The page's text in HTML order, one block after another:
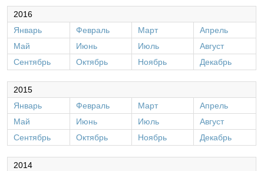
2016
Январь
Февраль Март
Апрель
Май
Июнь Июль
Август
Сентябрь
Октябрь Ноябрь Декабрь
2015
Январь
Февраль Март
Апрель
Май
Июнь Июль
Август
Сентябрь
Октябрь Ноябрь Декабрь
2014